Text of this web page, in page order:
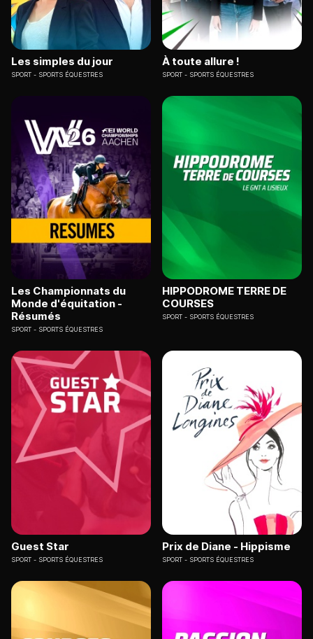
Les simples du jour
SPORT SPORTS ÉQUESTRES
À toute allure !
SPORT SPORTS ÉQUESTRES
Les Championnats du
Monde d'équitation -
Résumés
SPORT SPORTS ÉQUESTRES
HIPPODROME TERRE DE
COURSES
SPORT SPORTS ÉQUESTRES
Guest Star
SPORT SPORTS ÉQUESTRES
Prix de Diane - Hippisme
SPORT SPORTS ÉQUESTRES